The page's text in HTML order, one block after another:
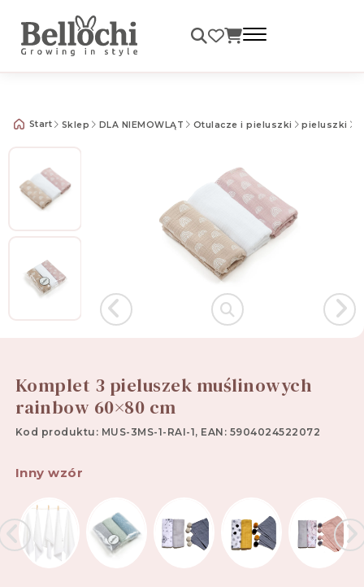
Darmowa dostawa od 99 zł
Start Sklep DLA NIEMOWLĄT Otulacze i pieluszki pieluszki
Komplet 3 pieluszek muślinowych
rainbow 60×80 cm
Kod produktu: MUS-3MS-1-RAI-1, EAN: 5904024522072
Inny wzór